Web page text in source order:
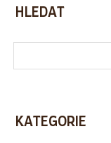
HLEDAT
KATEGORIE